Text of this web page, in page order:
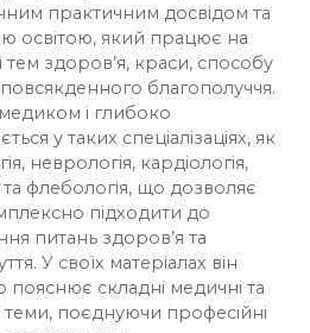
практичним досвідом та
освітою, який працює на
тем здоров’я, краси, способу
благополуччя.
і глибоко
у таких спеціалізаціях, як
неврологія, кардіологія,
та флебологія, що дозволяє
підходити до
питань здоров’я та
У своїх матеріалах він
пояснює складні медичні та
теми, поєднуючи професійні